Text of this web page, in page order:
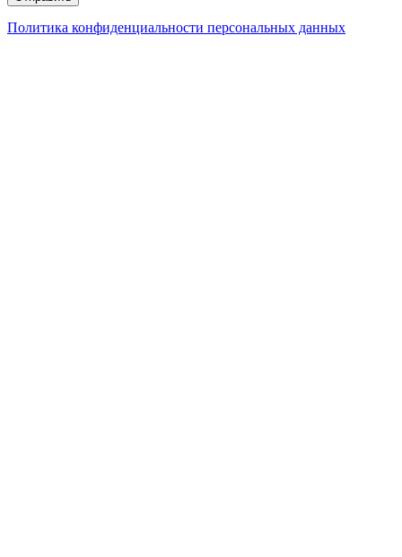
Политика конфиденциальности персональных данных